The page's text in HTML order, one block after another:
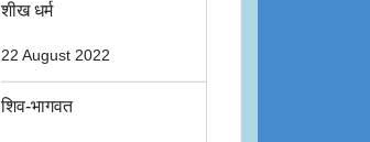
शीख धर्म
22 August 2022
शिव-भागवत